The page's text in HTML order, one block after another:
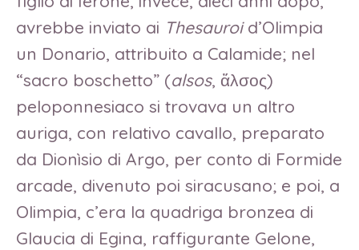
avrebbe inviato ai Thesauroid’Olimpia
un Donario, attribuito a Calamide; nel
“sacro boschetto” (alsos, ἄλσος)
peloponnesiaco si trovava un altro
auriga, con relativo cavallo, preparato
da Dionìsio di Argo, per conto di Formide
arcade, divenuto poi siracusano; e poi, a
Olimpia, c’era la quadriga bronzea di
Glaucia di Egina, raffigurante Gelone,